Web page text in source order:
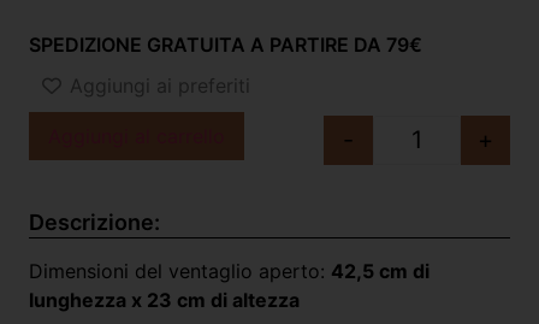
SPEDIZIONE GRATUITA A PARTIRE DA 79€
Aggiungi ai preferiti
- +
Descrizione:
Dimensioni del ventaglio aperto: 42,5 cm di
lunghezza x 23 cm di altezza